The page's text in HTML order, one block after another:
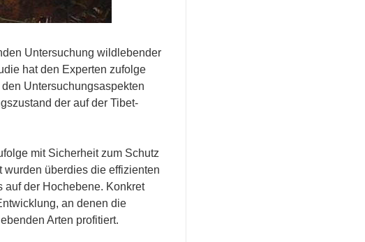
Untersuchung wildlebender
hat den Experten zufolge
Untersuchungsaspekten
der auf der Tibet-
mit Sicherheit zum Schutz
wurden überdies die effizienten
auf der Hochebene. Konkret
an denen die
Arten profitiert.